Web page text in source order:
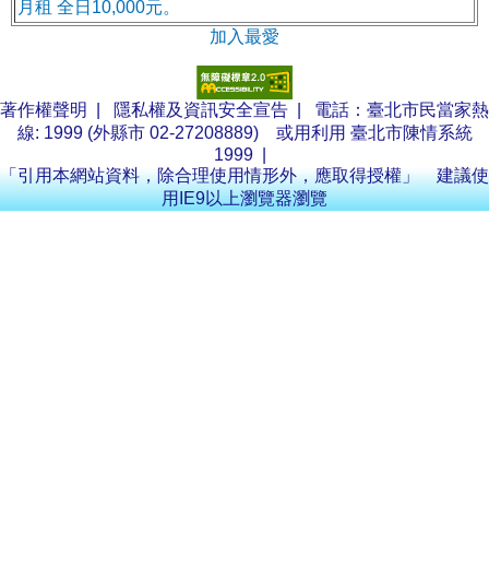
月租 全日10,000元。
加入最愛
著作權聲明 隱私權及資訊安全宣告 | 電話：臺北市民當家熱
線: 1999 (外縣市 02-27208889) 或用利用 臺北市陳情系統
1999
「引用本網站資料，除合理使用情形外，應取得授權」 建議使
用IE9以上瀏覽器瀏覽